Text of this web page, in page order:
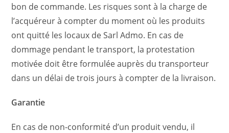
bon de commande. Les risques sont à la charge de
l’acquéreur à compter du moment où les produits
ont quitté les locaux de Sarl Admo. En cas de
dommage pendant le transport, la protestation
motivée doit être formulée auprès du transporteur
dans un délai de trois jours à compter de la livraison.
Garantie
En cas de non-conformité d’un produit vendu, il